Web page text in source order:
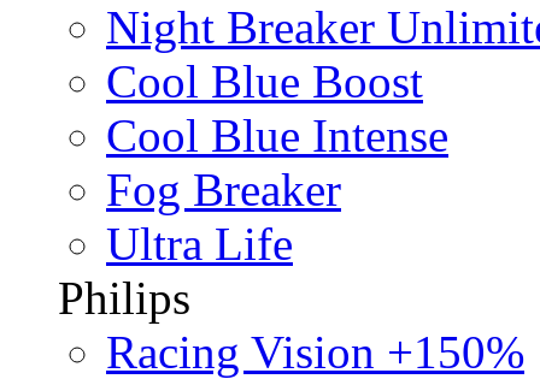
Night Breaker
Cool Blue Boost
Cool Blue Intense
Fog Breaker
Ultra Life
Philips
Racing Vision +150%